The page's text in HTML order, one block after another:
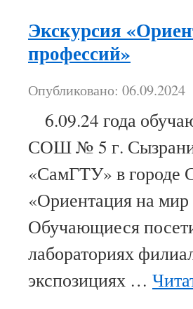
Экскурсия
профессий»
Опубликовано: 06.09.2024
6.09.24 года
СОШ № 5 г.
«СамГТУ» в городе
«Ориентация на
Обучающиеся
лабораториях
экспозициях …